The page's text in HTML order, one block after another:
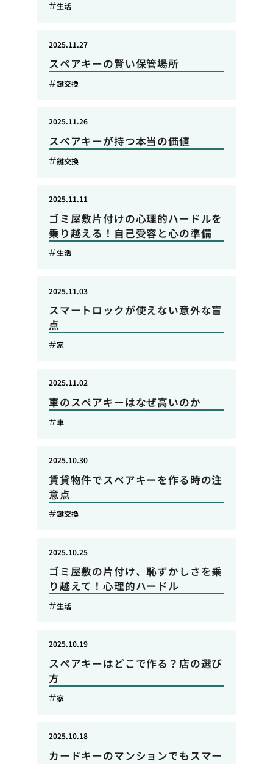
生活
スペアキーの賢い保管場所
2025.11.27
鍵交換
スペアキーが持つ本当の価値
2025.11.26
鍵交換
ゴミ屋敷片付けの心理的ハードルを
乗り越える！自己受容と心の準備
2025.11.11
生活
スマートロックが使えない意外な盲
点
2025.11.03
家
車のスペアキーはなぜ高いのか
2025.11.02
車
賃貸物件でスペアキーを作る時の注
意点
2025.10.30
鍵交換
ゴミ屋敷の片付け、恥ずかしさを乗
り越えて！心理的ハードル
2025.10.25
生活
スペアキーはどこで作る？店の選び
方
2025.10.19
家
カードキーのマンションでもスマー
2025.10.18